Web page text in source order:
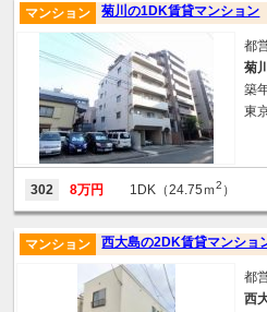
菊川の1DK賃貸マンション
マンション
都
菊
築
東
302 8万円 1DK（24.75ｍ2 ）
西大島の2DK賃貸マンショ
マンション
都
西